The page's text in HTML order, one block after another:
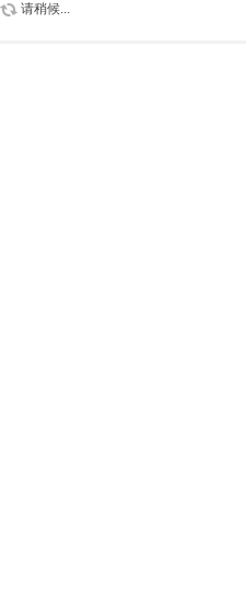
请稍候...